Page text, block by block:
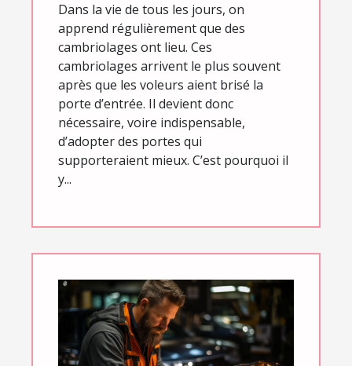
Dans la vie de tous les jours, on
apprend régulièrement que des
cambriolages ont lieu. Ces
cambriolages arrivent le plus souvent
après que les voleurs aient brisé la
porte d’entrée. Il devient donc
nécessaire, voire indispensable,
d’adopter des portes qui
supporteraient mieux. C’est pourquoi il
y...